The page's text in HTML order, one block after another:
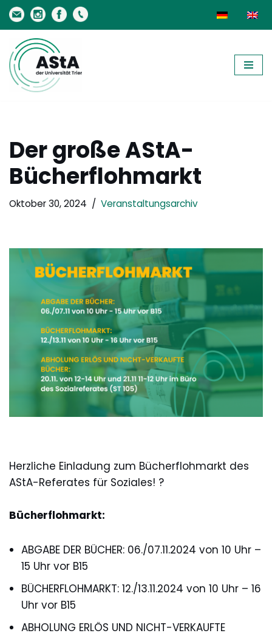
Zum
Inhalt
springen
Der große AStA-
Bücherflohmarkt
Oktober 30, 2024 Veranstaltungsarchiv
Herzliche Einladung zum Bücherflohmarkt des
AStA-Referates für Soziales! ?
Bücherflohmarkt:
ABGABE DER BÜCHER: 06./07.11.2024 von 10 Uhr –
15 Uhr vor B15
BÜCHERFLOHMARKT: 12./13.11.2024 von 10 Uhr – 16
Uhr vor B15
ABHOLUNG ERLÖS UND NICHT-VERKAUFTE